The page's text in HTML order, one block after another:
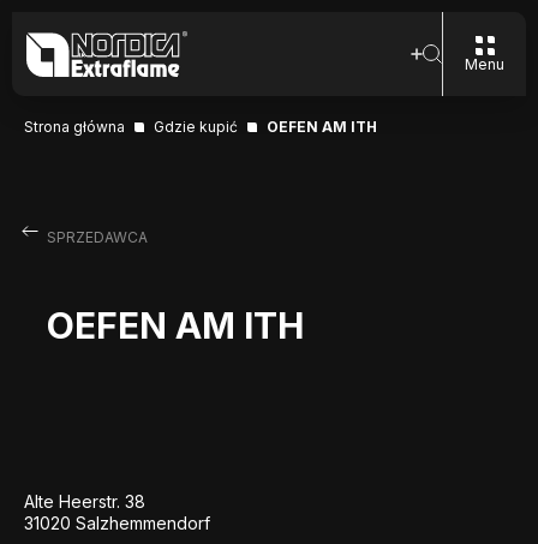
Menu
Strona główna Gdzie kupić OEFEN AM ITH
SPRZEDAWCA
OEFEN AM ITH
Alte Heerstr. 38
31020 Salzhemmendorf